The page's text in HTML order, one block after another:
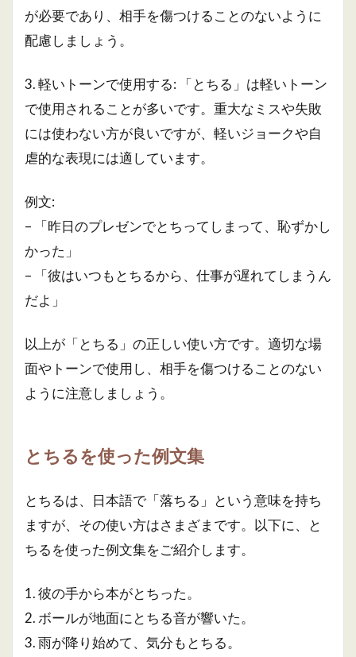
が必要であり、相手を傷つけることのないように
配慮しましょう。
3. 軽いトーンで使用する: 「とちる」は軽いトーン
で使用されることが多いです。重大なミスや失敗
には使わない方が良いですが、軽いジョークや自
虐的な表現には適しています。
例文:
– 「昨日のプレゼンでとちってしまって、恥ずかし
かった」
– 「彼はいつもとちるから、仕事が遅れてしまうん
だよ」
以上が「とちる」の正しい使い方です。適切な場
面やトーンで使用し、相手を傷つけることのない
ように注意しましょう。
とちるを使った例文集
とちるは、日本語で「落ちる」という意味を持ち
ますが、その使い方はさまざまです。以下に、と
ちるを使った例文集をご紹介します。
1. 彼の手から本がとちった。
2. ボールが地面にとちる音が響いた。
3. 雨が降り始めて、気分もとちる。